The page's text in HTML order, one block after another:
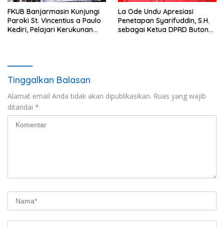
FKUB Banjarmasin Kunjungi
Paroki St. Vincentius a Paulo
Kediri, Pelajari Kerukunan
La Ode Undu Apresiasi
Penetapan Syarifuddin, S.H.
sebagai Ketua DPRD Buton
Tinggalkan Balasan
Alamat email Anda tidak akan dipublikasikan. Ruas yang wajib
ditandai *